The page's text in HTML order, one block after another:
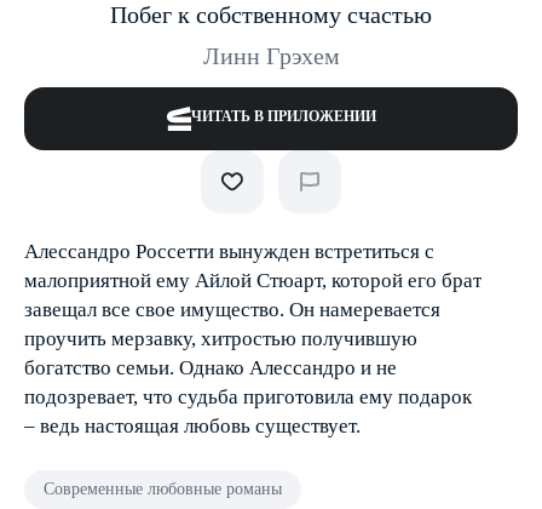
Побег к собственному счастью
Линн Грэхем
ЧИТАТЬ В ПРИЛОЖЕНИИ
Алессандро Россетти вынужден встретиться с
малоприятной ему Айлой Стюарт, которой его брат
завещал все свое имущество. Он намеревается
проучить мерзавку, хитростью получившую
богатство семьи. Однако Алессандро и не
подозревает, что судьба приготовила ему подарок
– ведь настоящая любовь существует.
Современные любовные романы